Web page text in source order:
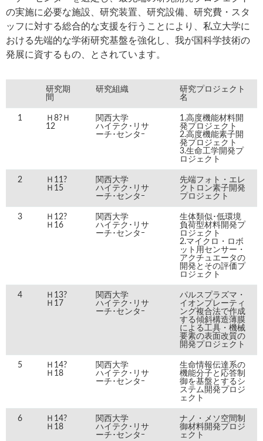
の実施に必要な施設、研究装置、研究設備、研究費・スタ
ッフに対する総合的な支援を行うことにより、私立大学に
おける先端的な学術研究基盤を強化し、我が国科学技術の
発展に資するもの、とされています。
研究期
間
研究組織
研究プロジェクト
名
1
Ｈ8?Ｈ
12
関西大学
ハイテク･リサ
ーチ･センタｰ
1.高度機能材料開
発プロジェクト
2.高度機能素子開
発プロジェクト
3.生命工学開発プ
ロジェクト
2
Ｈ11?
Ｈ15
関西大学
ハイテク･リサ
ーチ･センタｰ
先端フォト・エレ
クトロン素子開発
プロジェクト
3
Ｈ12?
Ｈ16
関西大学
ハイテク･リサ
ーチ･センタｰ
生体類似･低環境
負荷型材料開発プ
ロジェクト
2.マイクロ・ロボ
ット用センサー・
アクチュエータの
開発とその評価プ
ロジェクト
4
Ｈ13?
Ｈ17
関西大学
ハイテク･リサ
ーチ･センタｰ
パルスプラズマ・
イオンプレーティ
ング複合法で作成
する傾斜構造薄膜
による工具・機械
要素の表面改質の
開発プロジェクト
5
Ｈ14?
Ｈ18
関西大学
ハイテク･リサ
ーチ･センタｰ
生命情報伝達系の
機能分子と応答制
御を基盤とするシ
ステム開発プロジ
ェクト
6
Ｈ14?
Ｈ18
関西大学
ハイテク･リサ
ーチ･センタｰ
ナノ・メソ空間制
御材料開発プロジ
ェクト